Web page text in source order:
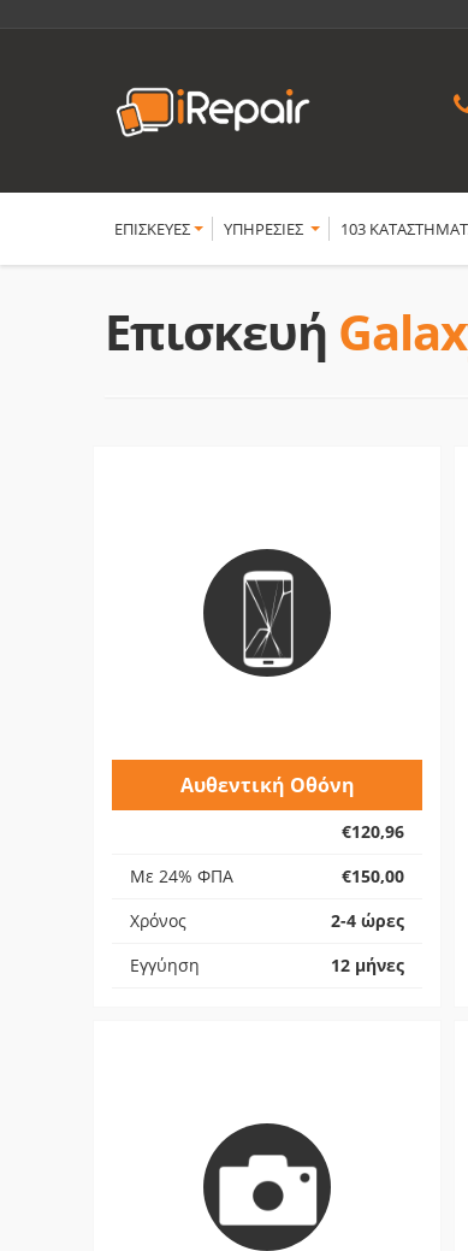
ΕΠΙΣΚΕΥΕΣ YΠΗΡΕΣΙΕΣ 103
Επισκευή
Αυθεντική Οθόνη
€120,96
Με 24% ΦΠΑ
€150,00
Χρόνος
2-4 ώρες
Εγγύηση
12 μήνες